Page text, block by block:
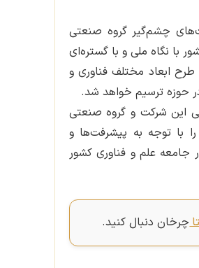
چشم‌گیر گروه صنعتی
با نگاه ملی و با گستره‌ای
ابعاد مختلف فناوری و
حوزه ترسیم خواهد شد.
این شرکت و گروه صنعتی
با توجه به پیشرفت‌ها و
علم و فناوری کشور
چرخان دنبال کنید.